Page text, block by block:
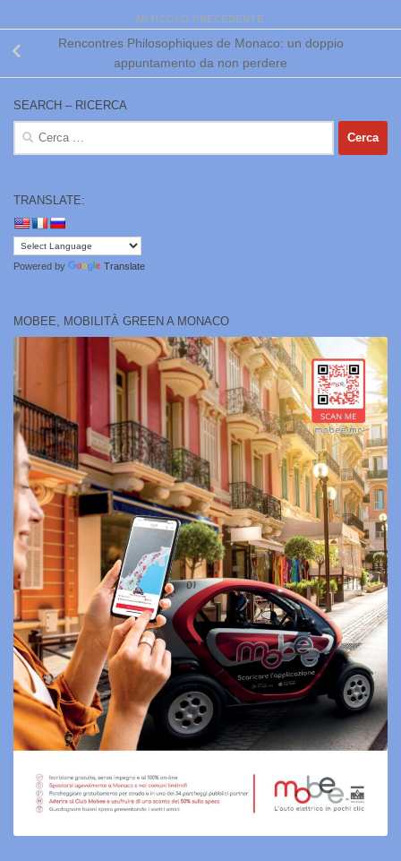
ARTICOLO PRECEDENTE
Rencontres Philosophiques de Monaco: un doppio
appuntamento da non perdere
SEARCH – RICERCA
Ricerca
TRANSLATE:
Powered by Translate
MOBEE, MOBILITÀ GREEN A MONACO